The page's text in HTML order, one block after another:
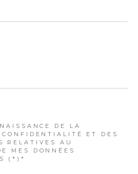
DE LA
ET DES
RELATIVES AU
MES DONNÉES
(*)*